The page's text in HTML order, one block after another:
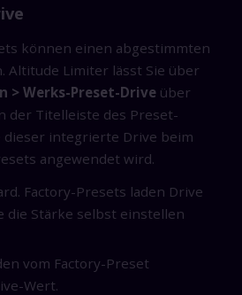
können einen abgestimmten
Altitude Limiter lässt Sie über
> Werks-Preset-Drive über
der Titelleiste des Preset-
dieser integrierte Drive beim
angewendet wird.
Factory-Presets laden Drive
die Stärke selbst einstellen
vom Factory-Preset
Wert.